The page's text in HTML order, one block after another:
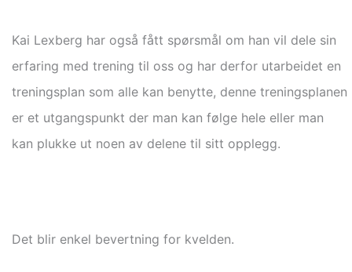
Kai Lexberg har også fått spørsmål om han vil dele sin
erfaring med trening til oss og har derfor utarbeidet en
treningsplan som alle kan benytte, denne treningsplanen
er et utgangspunkt der man kan følge hele eller man
kan plukke ut noen av delene til sitt opplegg.
Det blir enkel bevertning for kvelden.